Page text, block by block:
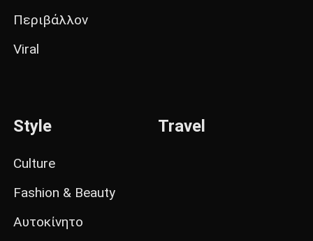
Περιβάλλον
Viral
Style
Culture
Fashion & Beauty
Αυτοκίνητο
Travel